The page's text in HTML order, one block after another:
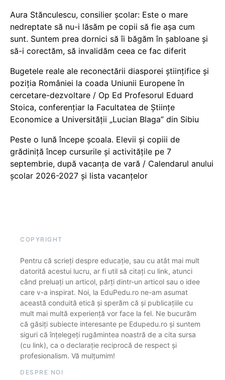
Aura Stănculescu, consilier școlar: Este o mare
nedreptate să nu-i lăsăm pe copii să fie așa cum
sunt. Suntem prea dornici să îi băgăm în șabloane și
să-i corectăm, să invalidăm ceea ce fac diferit
Bugetele reale ale reconectării diasporei științifice și
poziția României la coada Uniunii Europene în
cercetare-dezvoltare / Op Ed Profesorul Eduard
Stoica, conferențiar la Facultatea de Științe
Economice a Universității „Lucian Blaga” din Sibiu
Peste o lună începe școala. Elevii și copiii de
grădiniță încep cursurile și activitățile pe 7
septembrie, după vacanța de vară / Calendarul anului
școlar 2026-2027 și lista vacanțelor
COPYRIGHT
Pentru că scrieți despre educație, sau cu atât mai mult
datorită acestui lucru, ar fi util să citați cu link, atunci
când preluați un articol, părți dintr-un articol sau o idee
care v-a inspirat. Noi, la EduPedu.ro ne-am asumat
această conduită etică și sperăm că și publicațiile cu
mult mai multă experiență vor face la fel. Ne bucurăm
că găsiți subiecte interesante pe Edupedu.ro și suntem
siguri că înțelegeți rugămintea noastră de a cita sursa
(cu link), ca o declarație reciprocă de respect și
profesionalism. Vă mulțumim!
DESPRE NOI